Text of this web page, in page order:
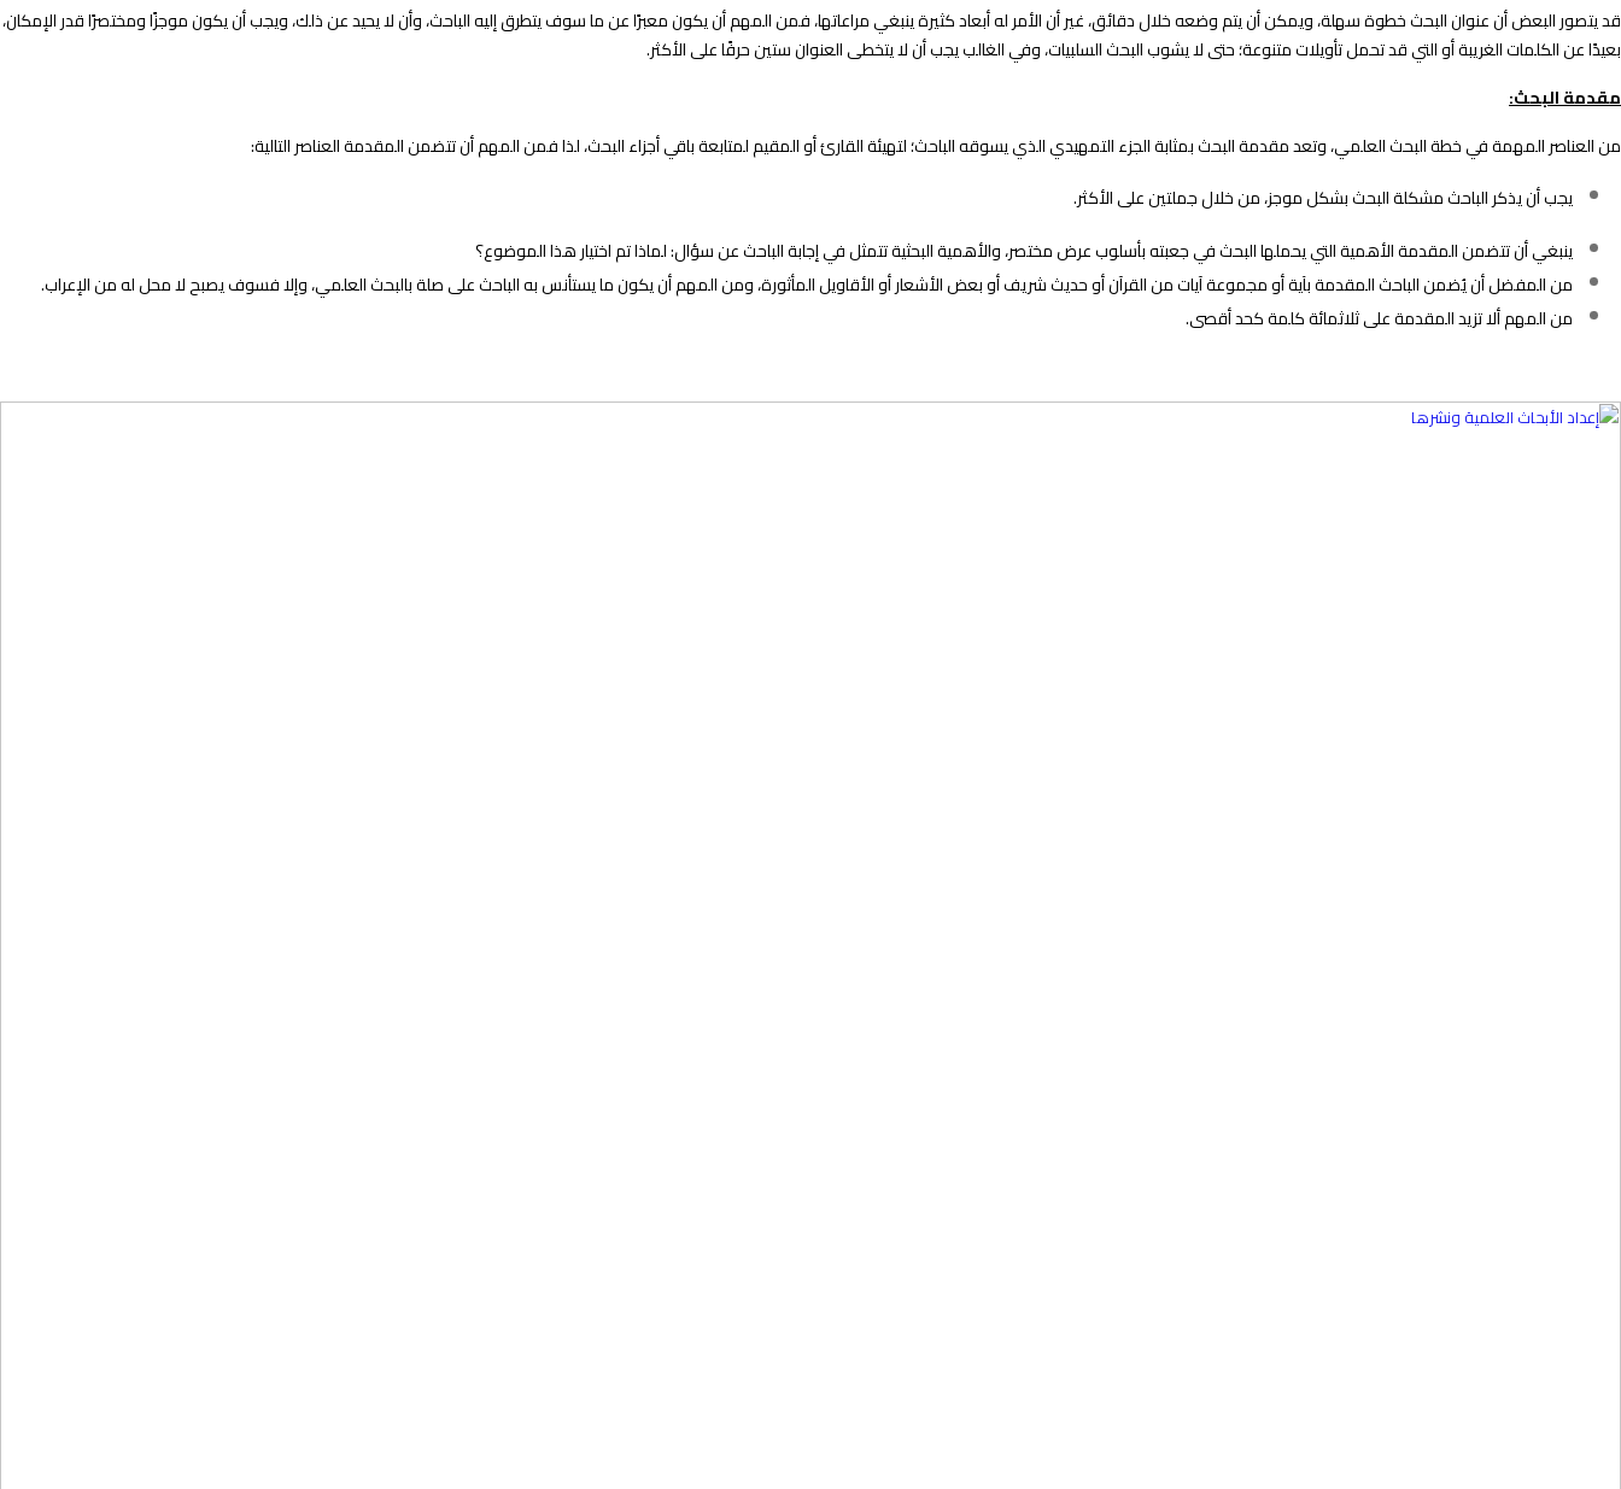
قد يتصور البعض أن عنوان البحث خطوة سهلة، ويمكن أن يتم وضعه خلال دقائق، غير أن الأمر له أبعاد كثيرة ينبغي مراعاتها، فمن المهم أن يكون معبرًا عن ما سوف يتطرق إليه الباحث، وأن لا يحيد عن ذلك، ويجب أن يكون موجزًا ومختصرًا قدر الإمكان،
بعيدًا عن الكلمات الغريبة أو التي قد تحمل تأويلات متنوعة؛ حتى لا يشوب البحث السلبيات، وفي الغالب يجب أن لا يتخطى العنوان ستين حرفًا على الأكثر.
مقدمة البحث:
من العناصر المهمة في خطة البحث العلمي، وتعد مقدمة البحث بمثابة الجزء التمهيدي الذي يسوقه الباحث؛ لتهيئة القارئ أو المقيم لمتابعة باقي أجزاء البحث، لذا فمن المهم أن تتضمن المقدمة العناصر التالية:
يجب أن يذكر الباحث مشكلة البحث بشكل موجز، من خلال جملتين على الأكثر.
ينبغي أن تتضمن المقدمة الأهمية التي يحملها البحث في جعبته بأسلوب عرض مختصر، والأهمية البحثية تتمثل في إجابة الباحث عن سؤال: لماذا تم اختيار هذا الموضوع؟
من المفضل أن يُضمن الباحث المقدمة بآية أو مجموعة آيات من القرآن أو حديث شريف أو بعض الأشعار أو الأقاويل المأثورة، ومن المهم أن يكون ما يستأنس به الباحث على صلة بالبحث العلمي، وإلا فسوف يصبح لا محل له من الإعراب.
من المهم ألا تزيد المقدمة على ثلاثمائة كلمة كحد أقصى.